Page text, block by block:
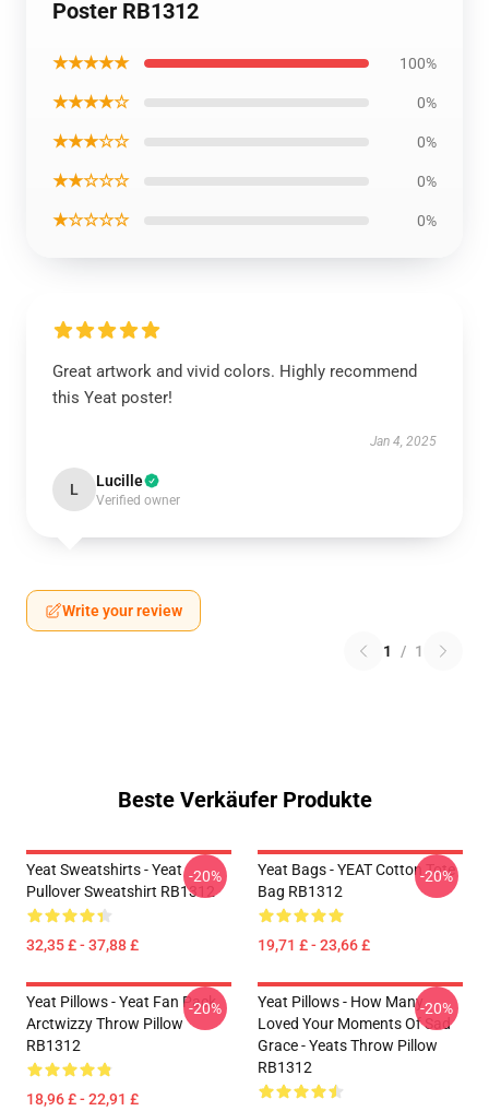
Poster RB1312
★★★★★ 100%
★★★★☆ 0%
★★★☆☆ 0%
★★☆☆☆ 0%
★☆☆☆☆ 0%
Great artwork and vivid colors. Highly recommend
this Yeat poster!
Jan 4, 2025
L Lucille
Verified owner
Write your review
1 / 1
Beste Verkäufer Produkte
Yeat Sweatshirts - Yeat
Pullover Sweatshirt RB1312
32,35 £ - 37,88 £
-20%
Yeat Bags - YEAT Cotton Tote
Bag RB1312
19,71 £ - 23,66 £
-20%
Yeat Pillows - Yeat Fan Pack
Arctwizzy Throw Pillow
RB1312
18,96 £ - 22,91 £
-20%
Yeat Pillows - How Many
Loved Your Moments Of Sad
Grace - Yeats Throw Pillow
RB1312
-20%